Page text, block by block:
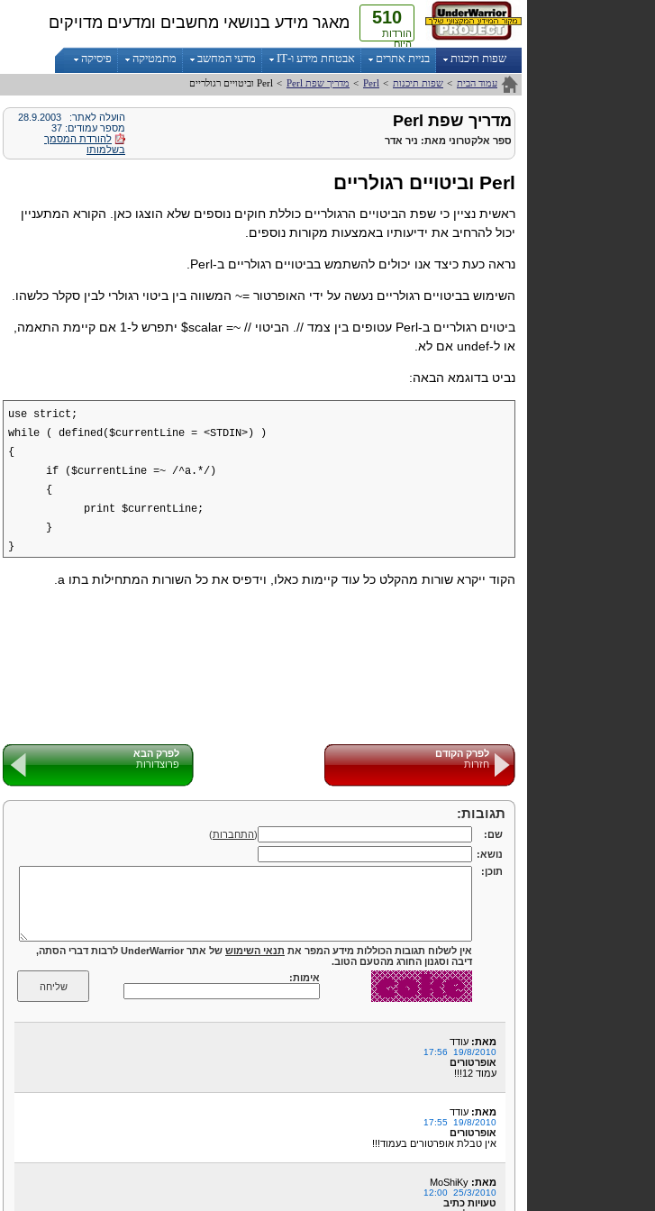
510
הורדות
היום
מאגר מידע בנושאי מחשבים ומדעים מדויקים
שפות תיכנות בניית אתרים אבטחת מידע ו-IT מדעי המחשב מתמטיקה פיסיקה
עמוד הבית > שפות תיכנות >
Perl
> מדריך שפת Perl
> Perl וביטויים רגולריים
הועלה לאתר: 28.9.2003
מספר עמודים: 37
להורדת המסמך
בשלמותו
מדריך שפת Perl
ספר אלקטרוני מאת: ניר אדר
Perl וביטויים רגולריים
ראשית נציין כי שפת הביטויים הרגולריים כוללת חוקים נוספים שלא הוצגו כאן. הקורא המתעניין
יכול להרחיב את ידיעותיו באמצעות מקורות נוספים.
נראה כעת כיצד אנו יכולים להשתמש בביטויים רגולריים ב-Perl
השימוש בביטויים רגולריים נעשה על ידי האופרטור ~= המשווה בין ביטוי רגולרי לבין סקלר כלשהו.
ביטוים רגולריים ב-Perl עטופים בין צמד //. הביטוי $scalar =~ //
יתפרש ל-1 אם קיימת התאמה,
או ל-undef
אם לא.
נביט בדוגמא הבאה:
use strict;
while ( defined($currentLine = <STDIN>) )
{
if ($currentLine =~ /^a.*/)
{
print $currentLine;
}
}
הקוד ייקרא שורות מהקלט כל עוד קיימות כאלו, וידפיס את כל השורות המתחילות בתו a
לפרק הקודם
חזרות
לפרק הבא
פרוצדורות
תגובות:
שם: (התחברות)
נושא:
תוכן:
אין לשלוח תגובות הכוללות מידע המפר את תנאי השימוש
של אתר UnderWarrior לרבות דברי הסתה,
דיבה וסגנון החורג מהטעם הטוב.
אימות:
מאת: עודד
19/8/2010 17:56
אופרטורים
עמוד 12!!!
מאת: עודד
19/8/2010 17:55
אופרטורים
אין טבלת אופרטורים בעמוד!!!
מאת: MoShiKy
25/3/2010 12:00
טעויות כתיב